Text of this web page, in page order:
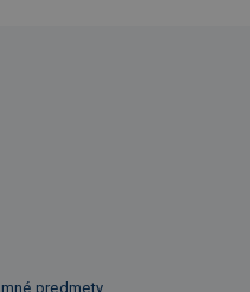
predmety